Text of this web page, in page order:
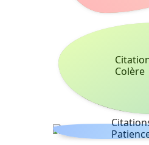
Colère